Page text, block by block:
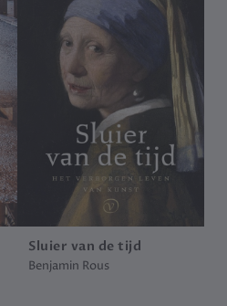
Sluier van de tijd
Benjamin Rous